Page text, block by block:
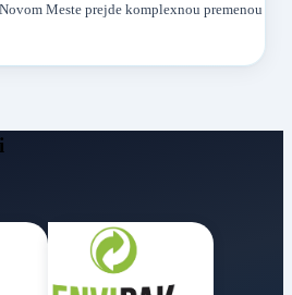
Meste prejde komplexnou premenou